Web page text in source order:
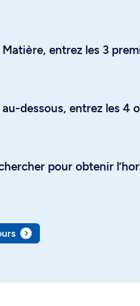
Matière, entrez les 3
dessous, entrez les 4
pour obtenir